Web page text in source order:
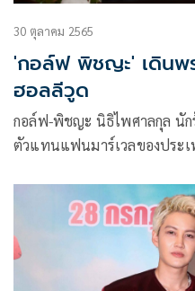
30 ตุลาคม 2565
'กอล์ฟ พิชญะ' เดินพ
ฮอลลีวูด
กอล์ฟ-พิชญะ นิธิไพศาลกุล นักร้อง นักแสดง และยูทูปเบอร์ชื่อดัง
ตัวแทนแฟนมาร์เวลของประเ
แบล็ค แพนเธอร์: วาคานด้าจ
แอนเจลิส ประเทศสหรัฐอเม
ของฮอลลีวูดอย่าง แองเจลา บ
เวร์ตา , วินสตัน ดุ๊ก , ดาไน กู